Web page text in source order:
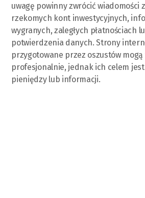
uwagę powinny zwrócić wiadomości
rzekomych kont inwestycyjnych,
wygranych, zaległych płatnościach
potwierdzenia danych. Strony
przygotowane przez oszustów mogą
profesjonalnie, jednak ich celem jest
pieniędzy lub informacji.